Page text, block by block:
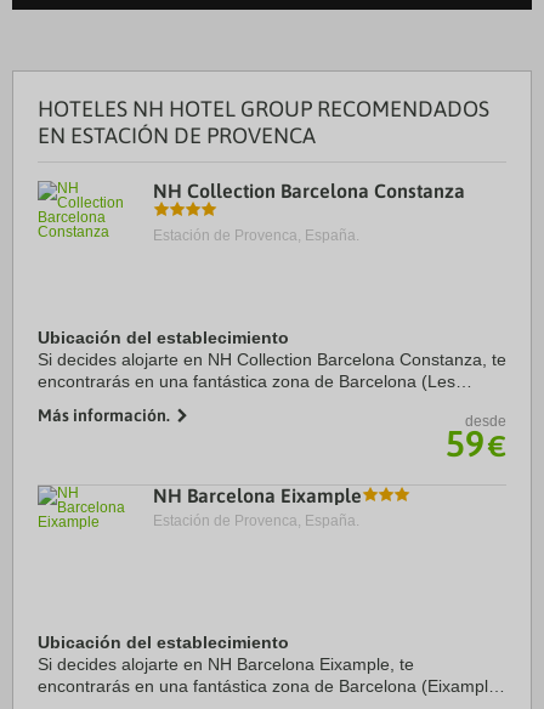
HOTELES NH HOTEL GROUP RECOMENDADOS
EN ESTACIÓN DE PROVENCA
NH Collection Barcelona Constanza
Estación de Provenca, España.
Ubicación del establecimiento
Si decides alojarte en NH Collection Barcelona Constanza, te
encontrarás en una fantástica zona de Barcelona (Les
Camp Nou y Plaza de Espanya. Además, ...
Más información. desde
59€
NH Barcelona Eixample
Estación de Provenca, España.
Ubicación del establecimiento
Si decides alojarte en NH Barcelona Eixample, te
encontrarás en una fantástica zona de Barcelona (Eixample)